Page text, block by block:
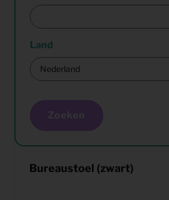
Land
Zoeken
Bureaustoel (zwart)